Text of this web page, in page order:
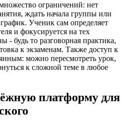
ограничений: нет
ждать начала группы или
Ученик сам определяет
и фокусируется на тех
- будь то разговорная практика,
к экзаменам. Также доступ к
можно пересмотреть урок,
к сложной теме в любое
платформу для